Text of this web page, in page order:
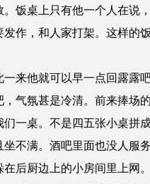
饭桌上只有他一个人在说
作，和人家打架。这样的
来他就可以早一点回露露
气氛甚是冷清。前来捧场
一桌。不是四五张小桌拼
不满。酒吧里面也没人服
后厨边上的小房间里上网